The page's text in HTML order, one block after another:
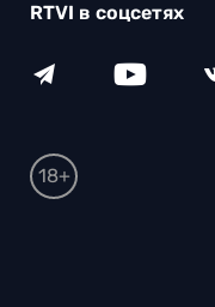
RTVI в соцсетях
18+